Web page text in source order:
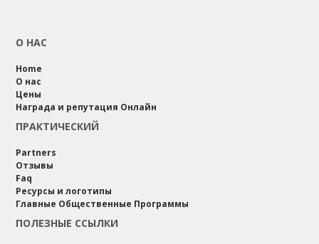
О НАС
Home
О нас
Цены
Награда и репутация Онлайн
ПРАКТИЧЕСКИЙ
Partners
Отзывы
Faq
Ресурсы и логотипы
Главные Общественные Программы
ПОЛЕЗНЫЕ ССЫЛКИ